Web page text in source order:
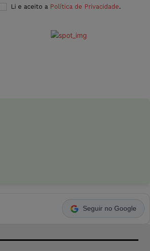
Li e aceito a Política de Privacidade.
Seguir no Google